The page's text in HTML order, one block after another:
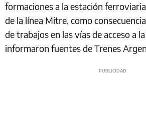
formaciones a la estación
de la línea Mitre, como
de trabajos en las vías de acceso a
informaron fuentes de Trenes